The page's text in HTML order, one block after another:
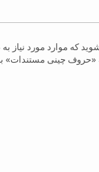
که موارد مورد
«حروف چینی مستندات»